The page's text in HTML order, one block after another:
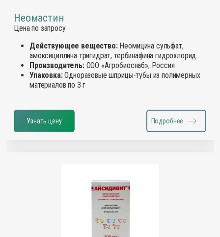
Неомастин
Цена по запросу
Действующее вещество:Неомицина сульфат,
амоксициллина тригидрат, тербинафина гидрохлорид
Производитель:ООО «Агробиоснаб», Россия
Упаковка:Одноразовые шприцы-тубы из полимерных
материалов по 3 г
Узнать цену Подробнее